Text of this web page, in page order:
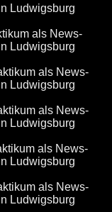
Ludwigsburg
als News-
Ludwigsburg
als News-
Ludwigsburg
als News-
Ludwigsburg
als News-
Ludwigsburg
als News-
Ludwigsburg